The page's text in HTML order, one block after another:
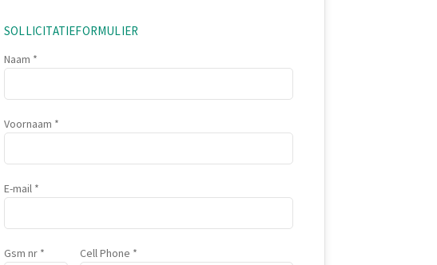
SOLLICITATIEFORMULIER
Naam
Voornaam
E-mail
Gsm nr Cell Phone